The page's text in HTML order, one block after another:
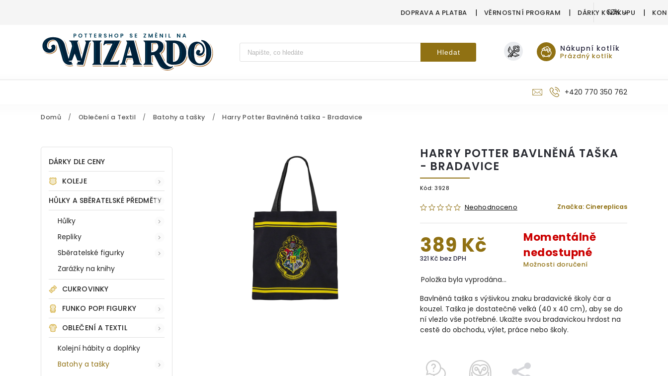
DOPRAVA A PLATBA VĚRNOSTNÍ PROGRAM DÁRKY K NÁKUPU
CZK
Vyhledávání Hledat Nákupní kotlík
Prázdný kotlík
+420 770 350 762
Domů / Oblečení a Textil / Batohy a tašky / Harry Potter Bavlněná taška - Bradavice
DÁRKY DLE CENY
KOLEJE
HŮLKY A SBĚRATELSKÉ PŘEDMĚTY
Hůlky
Repliky
Sběratelské figurky
Zarážky na knihy
CUKROVINKY
FUNKO POP! FIGURKY
OBLEČENÍ A TEXTIL
Kolejní hábity a doplňky
Batohy a tašky
HARRY POTTER BAVLNĚNÁ TAŠKA
- BRADAVICE
Kód: 3928
Neohodnoceno Značka: Cinereplicas
389 Kč
321 Kč bez DPH
Momentálně
nedostupné
Možnosti doručení
Položka byla vyprodána…
Bavlněná taška s výšivkou znaku bradavické školy čar a
kouzel. Taška je dostatečně velká (40 x 40 cm), aby se do
ní vlezlo vše potřebné. Ukažte svou bradavickou hrdost na
cestě do obchodu, výlet, práce nebo školy.